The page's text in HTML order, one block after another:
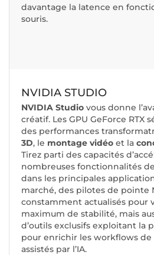
davantage la latence en
souris.
NVIDIA STUDIO
NVIDIA Studio vous donne
créatif. Les GPU GeForce RTX
des performances
3D, le montage vidéo et la
Tirez parti des capacités
nombreuses fonctionnalités
dans les principales
marché, des pilotes de pointe
constamment actualisés pour
maximum de stabilité, mais
d’outils exclusifs exploitant la
pour enrichir les workflows
assistés par l’IA.